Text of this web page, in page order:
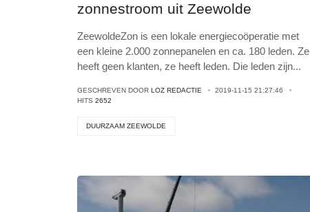
zonnestroom uit Zeewolde
ZeewoldeZon is een lokale energiecoöperatie met
een kleine 2.000 zonnepanelen en ca. 180 leden. Ze
heeft geen klanten, ze heeft leden. Die leden zijn...
GESCHREVEN DOOR LOZ REDACTIE
2019-11-15 21:27:46
HITS 2652
DUURZAAM ZEEWOLDE